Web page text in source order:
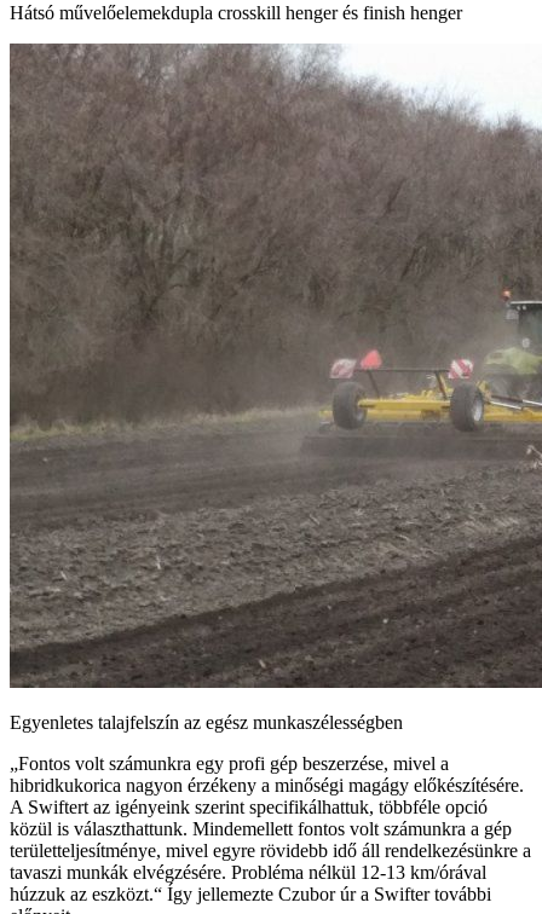
Hátsó művelőelemekdupla crosskill henger és finish henger
Egyenletes talajfelszín az egész munkaszélességben
„Fontos volt számunkra egy profi gép beszerzése, mivel a
hibridkukorica nagyon érzékeny a minőségi magágy előkészítésére.
A Swiftert az igényeink szerint specifikálhattuk, többféle opció
közül is választhattunk. Mindemellett fontos volt számunkra a gép
területteljesítménye, mivel egyre rövidebb idő áll rendelkezésünkre a
tavaszi munkák elvégzésére. Probléma nélkül 12-13 km/órával
húzzuk az eszközt.“ Így jellemezte Czubor úr a Swifter további